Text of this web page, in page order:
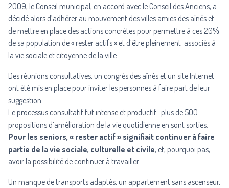
2009, le Conseil municipal, en accord avec le Conseil des Anciens, a
décidé alors d’adhérer au mouvement des villes amies des aînés et
de mettre en place des actions concrètes pour permettre à ces 20%
de sa population de « rester actifs » et d’être pleinement associés à
la vie sociale et citoyenne de la ville.
Des réunions consultatives, un congrès des aînés et un site Internet
ont été mis en place pour inviter les personnes à faire part de leur
suggestion.
Le processus consultatif fut intense et productif : plus de 500
propositions d’amélioration de la vie quotidienne en sont sorties.
Pour les seniors, « rester actif » signifiait continuer à faire
partie de la vie sociale, culturelle et civile, et, pourquoi pas,
avoir la possibilité de continuer à travailler.
Un manque de transports adaptés, un appartement sans ascenseur,